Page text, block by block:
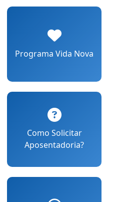
Programa Vida Nova
Como Solicitar
Aposentadoria?